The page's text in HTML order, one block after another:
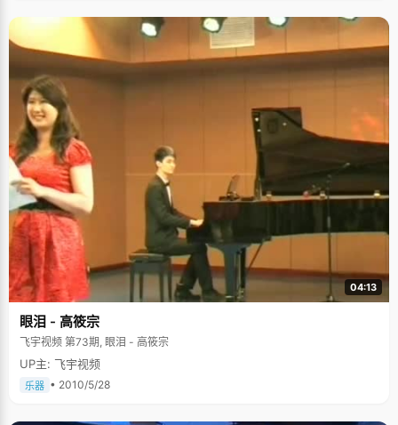
04:13
眼泪 - 高筱宗
飞宇视频 第73期, 眼泪 - 高筱宗
UP主: 飞宇视频
乐器 • 2010/5/28